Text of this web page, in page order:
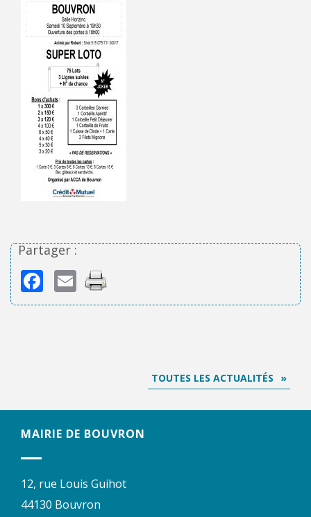
Partager :
Facebook
Email
TOUTES LES ACTUALITÉS
MAIRIE DE BOUVRON
12, rue Louis Guihot
44130 Bouvron